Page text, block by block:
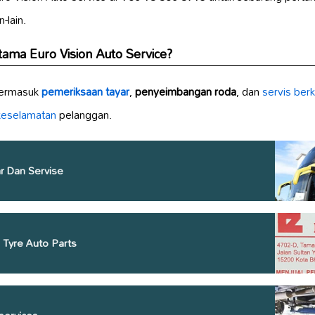
lain.
Euro Vision Auto Service?
pemeriksaan tayar,penyeimbangan roda, danservis
pelanggan.
Dan Servise
Auto Parts